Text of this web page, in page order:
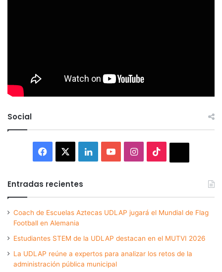
Social
Facebook LinkedInYouTubeInstagram
Entradas recientes
Coach de Escuelas Aztecas UDLAP jugará el Mundial de Flag
Football en Alemania
Estudiantes STEM de la UDLAP destacan en el MUTVI 2026
La UDLAP reúne a expertos para analizar los retos de la
administración pública municipal